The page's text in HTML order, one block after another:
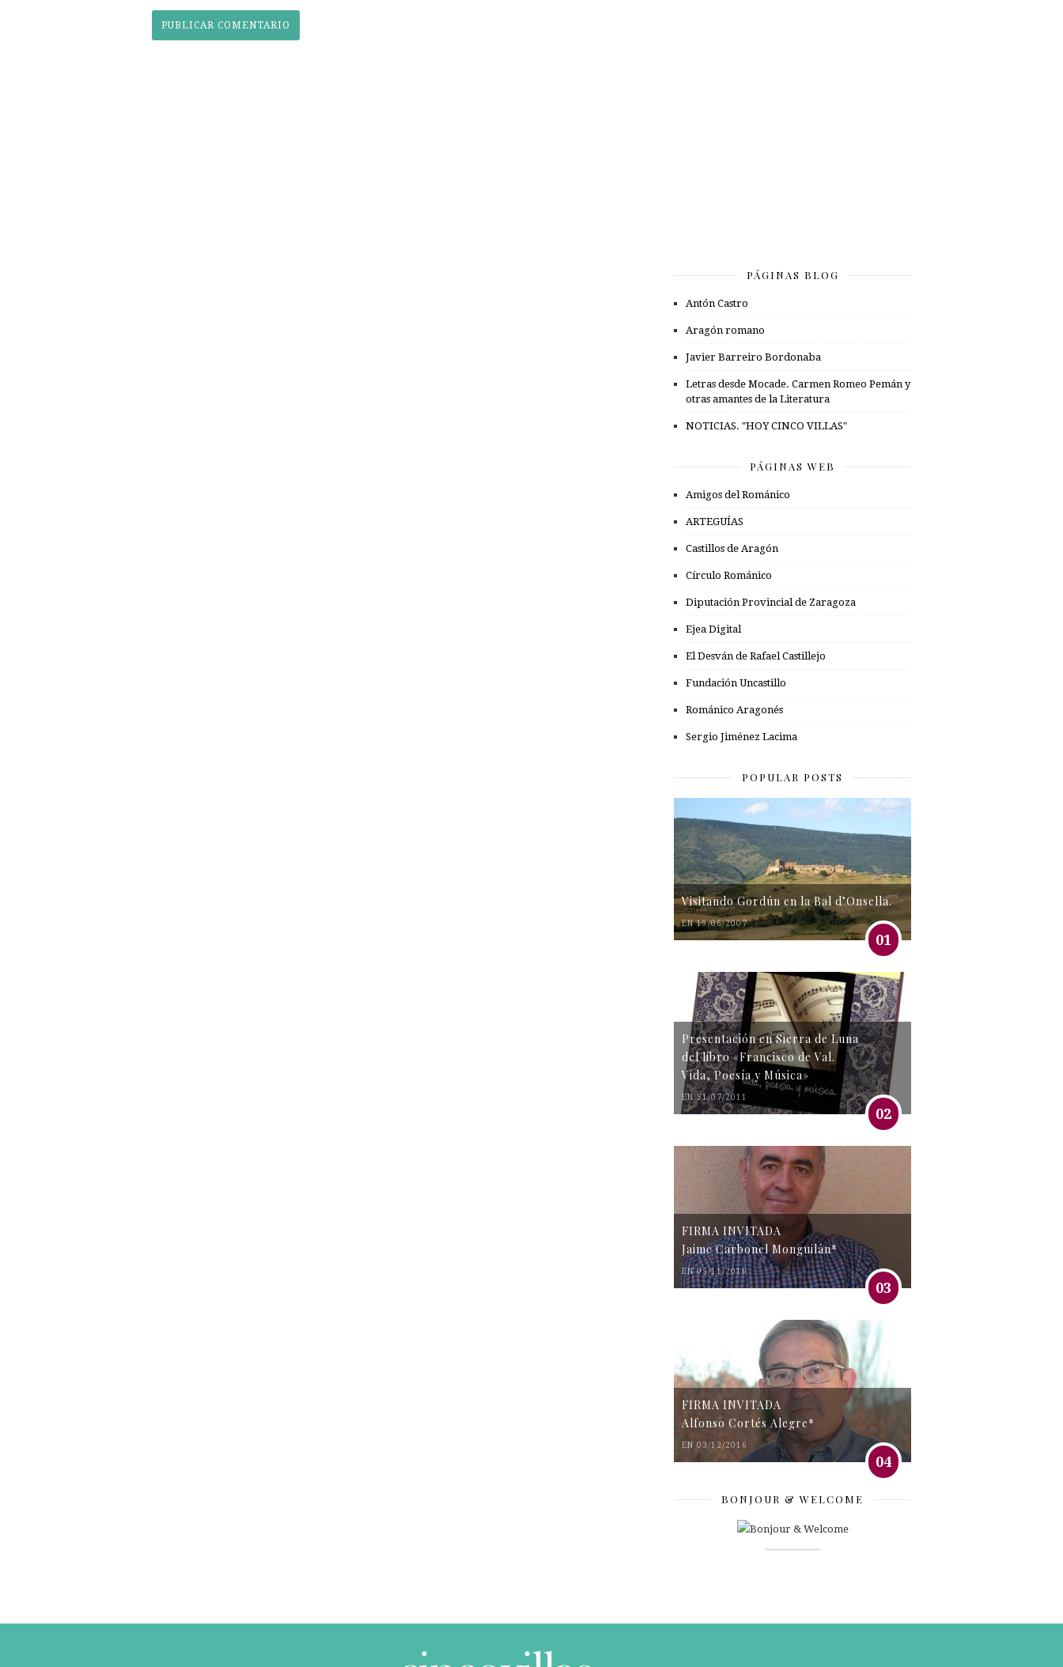
PÁGINAS BLOG
Antón Castro
Aragón romano
Javier Barreiro Bordonaba
Letras desde Mocade. Carmen Romeo Pemán y
otras amantes de la Literatura
NOTICIAS. "HOY CINCO VILLAS"
PÁGINAS WEB
Amigos del Románico
ARTEGUÍAS
Castillos de Aragón
Círculo Románico
Diputación Provincial de Zaragoza
Ejea Digital
El Desván de Rafael Castillejo
Fundación Uncastillo
Románico Aragonés
Sergio Jiménez Lacima
POPULAR POSTS
Visitando Gordún en la Bal d’Onsella.
EN 19/06/2007
01
Presentación en Sierra de Luna
del libro «Francisco de Val.
Vida, Poesía y Música»
EN 31/07/2011
02
FIRMA INVITADA
Jaime Carbonel Monguilán*
EN 05/11/2016
03
FIRMA INVITADA
Alfonso Cortés Alegre*
EN 03/12/2016
04
BONJOUR & WELCOME